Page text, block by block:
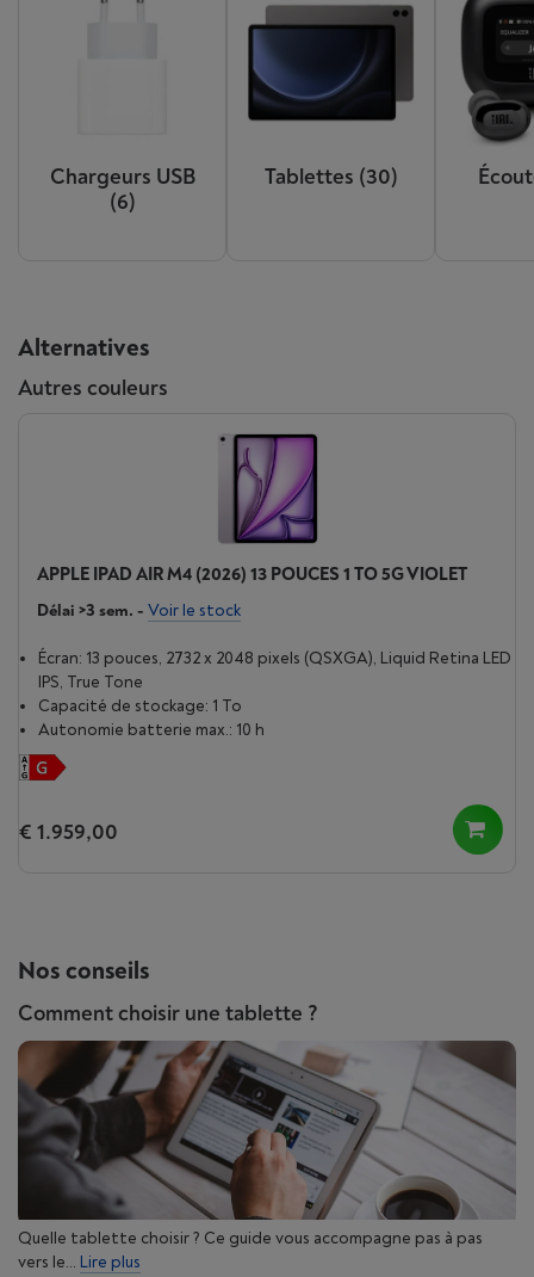
Chargeurs USB
(6)
Tablettes (30)
Alternatives
Autres couleurs
APPLE IPAD AIR M4 (2026) 13 POUCES 1 TO 5G VIOLET
Délai >3 sem. - Voir le stock
Écran: 13 pouces, 2732 x 2048 pixels (QSXGA), Liquid Retina LED
IPS, True Tone
Capacité de stockage: 1 To
Autonomie batterie max.: 10 h
€ 1.959,00
Nos conseils
Comment choisir une tablette ?
Quelle tablette choisir ? Ce guide vous accompagne pas à pas
vers le... Lire plus